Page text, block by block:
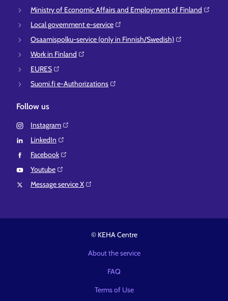
Ministry of Economic Affairs and Employment of Finland⁠
Local government e-service⁠
Osaamispolku-service (only in Finnish/Swedish)⁠
Work in Finland⁠
EURES⁠
Suomi.fi e-Authorizations⁠
Follow us
Instagram⁠
LinkedIn⁠
Facebook⁠
Youtube⁠
Message service X⁠
© KEHA Centre
About the service
FAQ
Terms of Use